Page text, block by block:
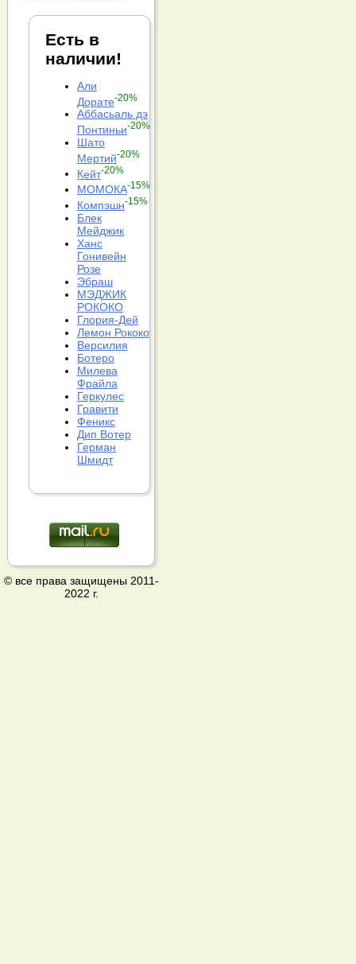
Есть в
наличии!
Али
Дорате-20%
Аббасьаль дэ
Понтиньи-20%
Шато
Мертий-20%
Кейт-20%
МОМОКА-15%
Компэшн-15%
Блек
Мейджик
Ханс
Гонивейн
Розе
Эбраш
МЭДЖИК
РОКОКО
Глория-Дей
Лемон Рококо
Версилия
Ботеро
Милева
Фрайла
Геркулес
Гравити
Феникс
Дип Вотер
Герман
Шмидт
© все права защищены 2011-
2022 г.